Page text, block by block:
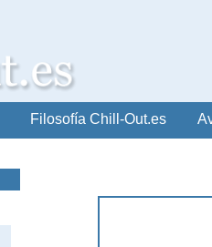
Filosofía Chill-Out.es